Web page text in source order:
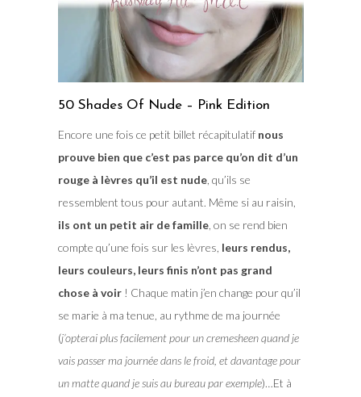
50 Shades Of Nude – Pink Edition
Encore une fois ce petit billet récapitulatif nous
prouve bien que c’est pas parce qu’on dit d’un
rouge à lèvres qu’il est nude, qu’ils se
ressemblent tous pour autant. Même si au raisin,
ils ont un petit air de famille, on se rend bien
compte qu’une fois sur les lèvres, leurs rendus,
leurs couleurs, leurs finis n’ont pas grand
chose à voir! Chaque matin j’en change pour qu’il
se marie à ma tenue, au rythme de ma journée
(j’opterai plus facilement pour un cremesheen quand je
vais passer ma journée dans le froid, et davantage pour
un matte quand je suis au bureau par exemple)…Et à